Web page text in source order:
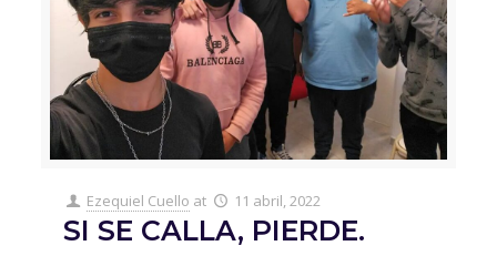
Ezequiel Cuello at 11 abril, 2022
SI SE CALLA, PIERDE.